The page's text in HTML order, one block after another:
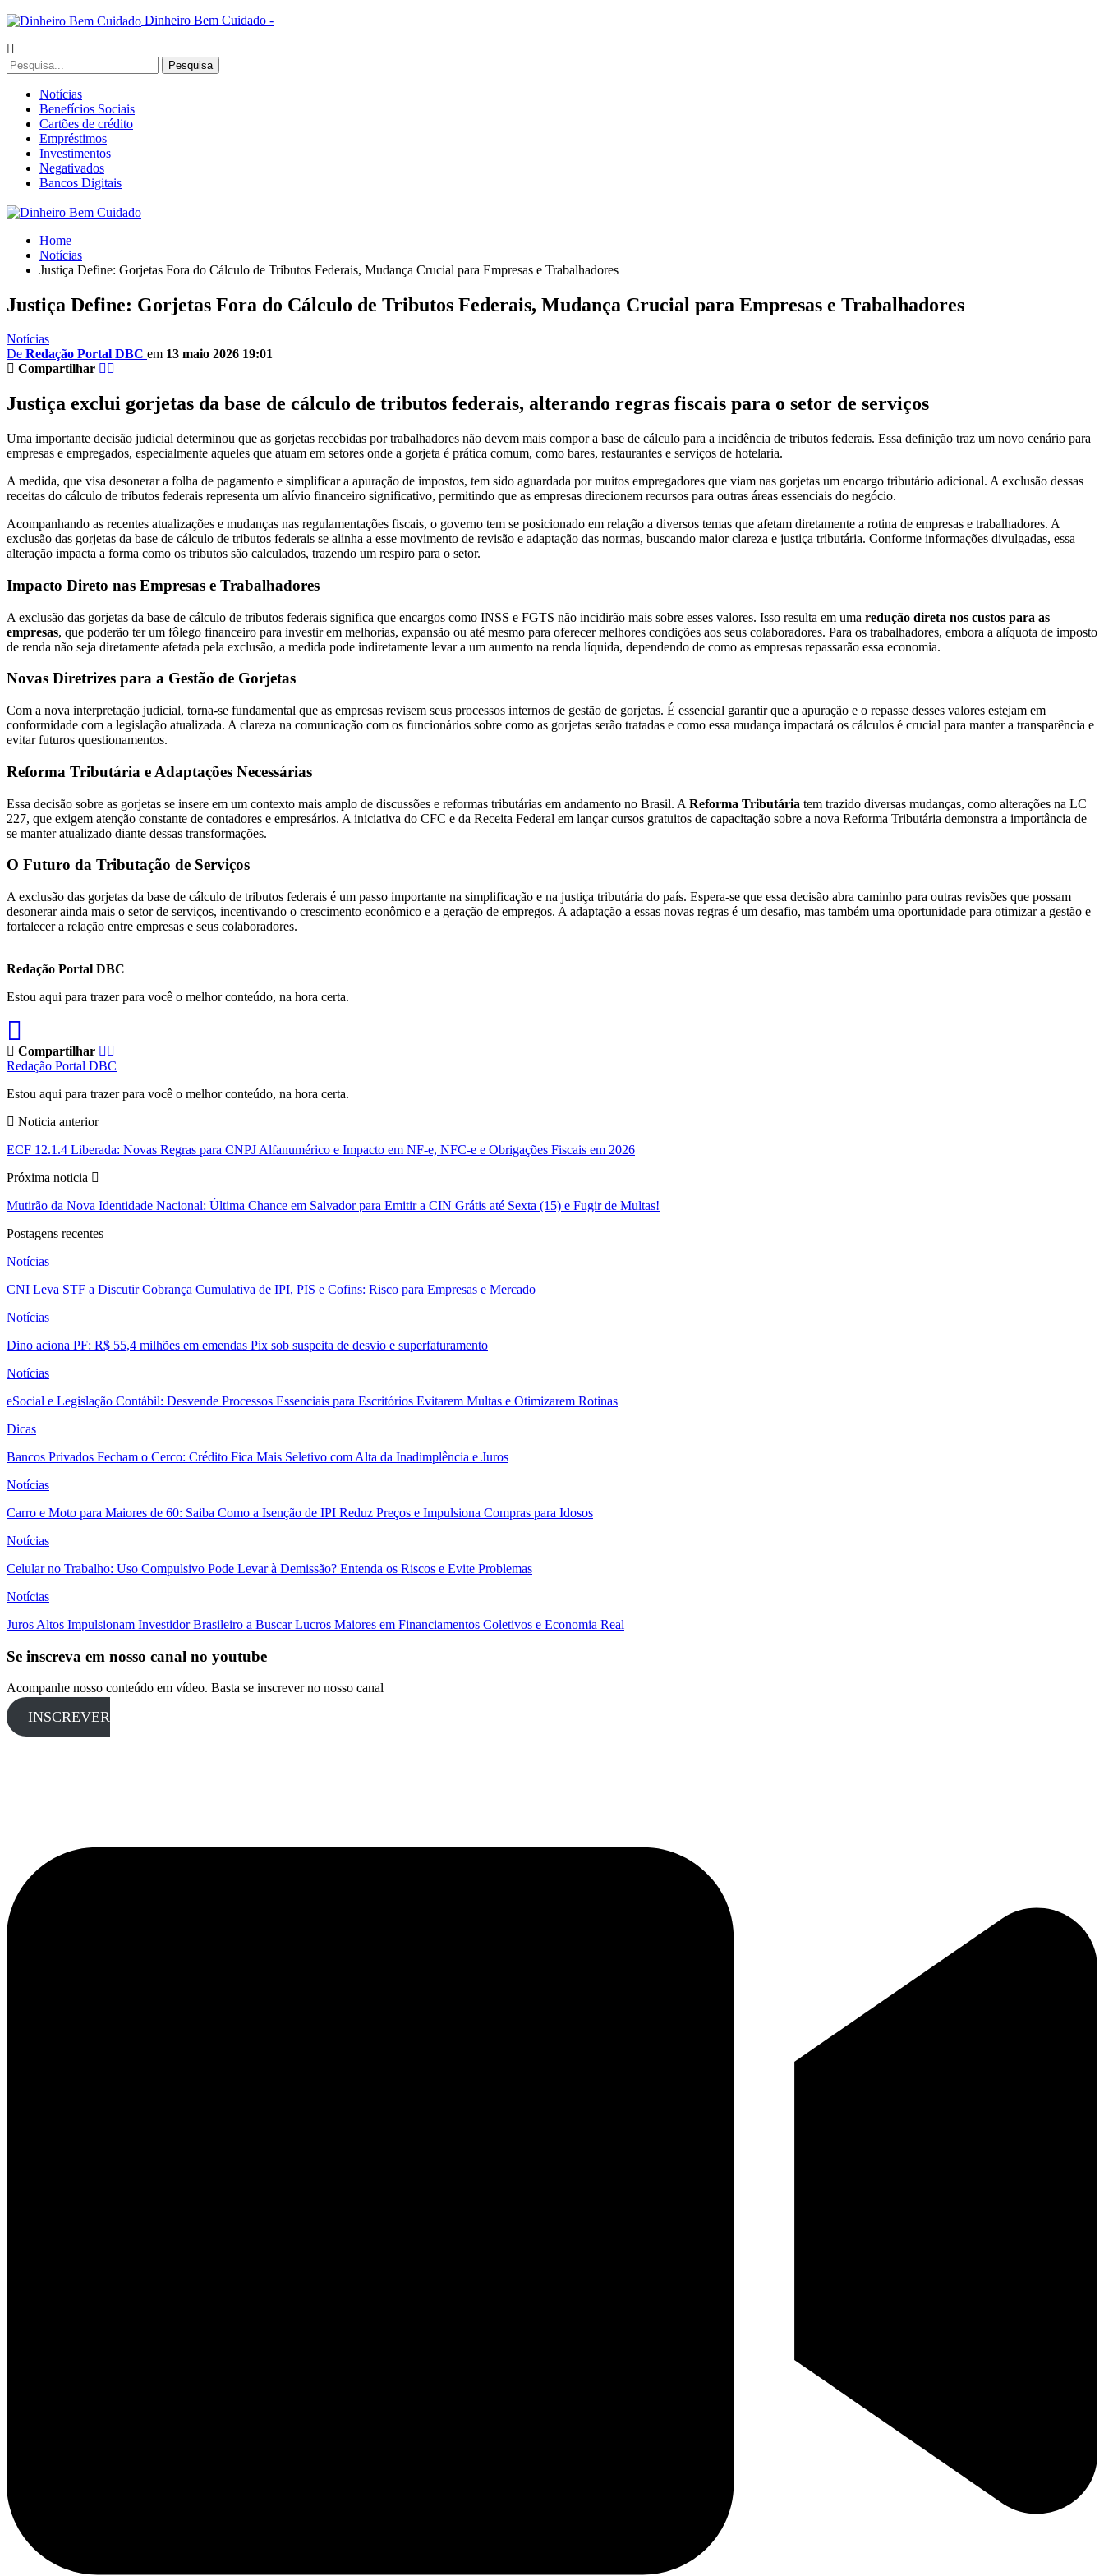
Dinheiro Bem Cuidado -
Notícias
Benefícios Sociais
Cartões de crédito
Empréstimos
Investimentos
Negativados
Bancos Digitais
Home
Notícias
Justiça Define: Gorjetas Fora do Cálculo de Tributos Federais, Mudança Crucial para Empresas e Trabalhadores
Justiça Define: Gorjetas Fora do Cálculo de Tributos Federais, Mudança Crucial para Empresas e Trabalhadores
Notícias
De Redação Portal DBC em 13 maio 2026 19:01
Compartilhar
Justiça exclui gorjetas da base de cálculo de tributos federais, alterando regras fiscais para o setor de serviços
Uma importante decisão judicial determinou que as gorjetas recebidas por trabalhadores não devem mais compor a base de cálculo para a incidência de tributos federais. Essa definição traz um novo cenário para
empresas e empregados, especialmente aqueles que atuam em setores onde a gorjeta é prática comum, como bares, restaurantes e serviços de hotelaria.
A medida, que visa desonerar a folha de pagamento e simplificar a apuração de impostos, tem sido aguardada por muitos empregadores que viam nas gorjetas um encargo tributário adicional. A exclusão dessas
receitas do cálculo de tributos federais representa um alívio financeiro significativo, permitindo que as empresas direcionem recursos para outras áreas essenciais do negócio.
Acompanhando as recentes atualizações e mudanças nas regulamentações fiscais, o governo tem se posicionado em relação a diversos temas que afetam diretamente a rotina de empresas e trabalhadores. A
exclusão das gorjetas da base de cálculo de tributos federais se alinha a esse movimento de revisão e adaptação das normas, buscando maior clareza e justiça tributária. Conforme informações divulgadas, essa
alteração impacta a forma como os tributos são calculados, trazendo um respiro para o setor.
Impacto Direto nas Empresas e Trabalhadores
A exclusão das gorjetas da base de cálculo de tributos federais significa que encargos como INSS e FGTS não incidirão mais sobre esses valores. Isso resulta em uma redução direta nos custos para as
empresas, que poderão ter um fôlego financeiro para investir em melhorias, expansão ou até mesmo para oferecer melhores condições aos seus colaboradores. Para os trabalhadores, embora a alíquota de imposto
de renda não seja diretamente afetada pela exclusão, a medida pode indiretamente levar a um aumento na renda líquida, dependendo de como as empresas repassarão essa economia.
Novas Diretrizes para a Gestão de Gorjetas
Com a nova interpretação judicial, torna-se fundamental que as empresas revisem seus processos internos de gestão de gorjetas. É essencial garantir que a apuração e o repasse desses valores estejam em
conformidade com a legislação atualizada. A clareza na comunicação com os funcionários sobre como as gorjetas serão tratadas e como essa mudança impactará os cálculos é crucial para manter a transparência e
evitar futuros questionamentos.
Reforma Tributária e Adaptações Necessárias
Essa decisão sobre as gorjetas se insere em um contexto mais amplo de discussões e reformas tributárias em andamento no Brasil. A Reforma Tributária tem trazido diversas mudanças, como alterações na LC
227, que exigem atenção constante de contadores e empresários. A iniciativa do CFC e da Receita Federal em lançar cursos gratuitos de capacitação sobre a nova Reforma Tributária demonstra a importância de
se manter atualizado diante dessas transformações.
O Futuro da Tributação de Serviços
A exclusão das gorjetas da base de cálculo de tributos federais é um passo importante na simplificação e na justiça tributária do país. Espera-se que essa decisão abra caminho para outras revisões que possam
desonerar ainda mais o setor de serviços, incentivando o crescimento econômico e a geração de empregos. A adaptação a essas novas regras é um desafio, mas também uma oportunidade para otimizar a gestão e
fortalecer a relação entre empresas e seus colaboradores.
Redação Portal DBC
Estou aqui para trazer para você o melhor conteúdo, na hora certa.
Compartilhar
Redação Portal DBC
Estou aqui para trazer para você o melhor conteúdo, na hora certa.
Noticia anterior
ECF 12.1.4 Liberada: Novas Regras para CNPJ Alfanumérico e Impacto em NF-e, NFC-e e Obrigações Fiscais em 2026
Próxima noticia
Mutirão da Nova Identidade Nacional: Última Chance em Salvador para Emitir a CIN Grátis até Sexta (15) e Fugir de Multas!
Postagens recentes
Notícias
CNI Leva STF a Discutir Cobrança Cumulativa de IPI, PIS e Cofins: Risco para Empresas e Mercado
Notícias
Dino aciona PF: R$ 55,4 milhões em emendas Pix sob suspeita de desvio e superfaturamento
Notícias
eSocial e Legislação Contábil: Desvende Processos Essenciais para Escritórios Evitarem Multas e Otimizarem Rotinas
Dicas
Bancos Privados Fecham o Cerco: Crédito Fica Mais Seletivo com Alta da Inadimplência e Juros
Notícias
Carro e Moto para Maiores de 60: Saiba Como a Isenção de IPI Reduz Preços e Impulsiona Compras para Idosos
Notícias
Celular no Trabalho: Uso Compulsivo Pode Levar à Demissão? Entenda os Riscos e Evite Problemas
Notícias
Juros Altos Impulsionam Investidor Brasileiro a Buscar Lucros Maiores em Financiamentos Coletivos e Economia Real
Se inscreva em nosso canal no youtube
Acompanhe nosso conteúdo em vídeo. Basta se inscrever no nosso canal
INSCREVER